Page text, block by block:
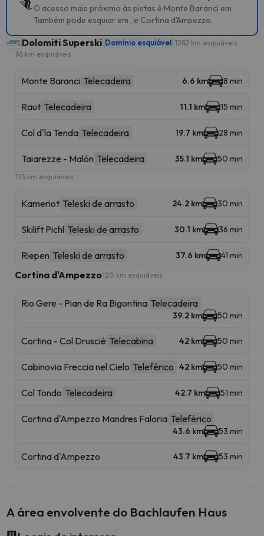
O acesso mais próximo às pistas é Monte Baranci em .
Também pode esquiar em , e Cortina d'Ampezzo.
Dolomiti Superski Dominio esquiável 1282 km esquiáveis
86 km esquiáveis
Monte Baranci Telecadeira 6.6 km 8 min
Raut Telecadeira 11.1 km 15 min
Col d'la Tenda Telecadeira 19.7 km 28 min
Taiarezze - Malón Telecadeira 35.1 km 50 min
125 km esquiáveis
Kameriot Teleski de arrasto 24.2 km 30 min
Skilift Pichl Teleski de arrasto 30.1 km 36 min
Riepen Teleski de arrasto 37.6 km 41 min
Cortina d'Ampezzo120 km esquiáveis
Rio Gere - Pian de Ra Bigontina Telecadeira
39.2 km 50 min
Cortina - Col Drusciè Telecabina 42 km 50 min
Cabinovia Freccia nel Cielo Teleférico 42 km 50 min
Col Tondo Telecadeira 42.7 km 51 min
Cortina d'Ampezzo Mandres Faloria Teleférico
43.6 km 53 min
Cortina d'Ampezzo 43.7 km 53 min
A área envolvente do Bachlaufen Haus